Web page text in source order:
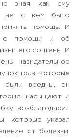
зная, как ему
не с кем было
помощь. И
о помощи и об
его сочтены. И
назидательное
трав, которые
были вредны, он
насыщают и
возблагодарил
которые указал
от болезни.